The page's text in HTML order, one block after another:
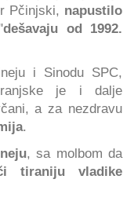
Pčinjski, napustilo
dešavaju od 1992.
i Sinodu SPC,
je i dalje
a za nezdravu
.
, sa molbom da
tiraniju vladike